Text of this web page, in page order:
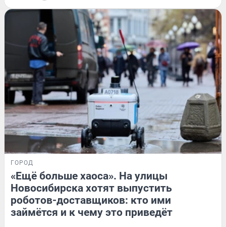
ГОРОД
«Ещё больше хаоса». На улицы
Новосибирска хотят выпустить
роботов-доставщиков: кто ими
займётся и к чему это приведёт